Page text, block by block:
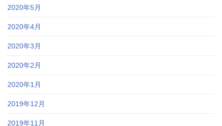
2020年5月
2020年4月
2020年3月
2020年2月
2020年1月
2019年12月
2019年11月